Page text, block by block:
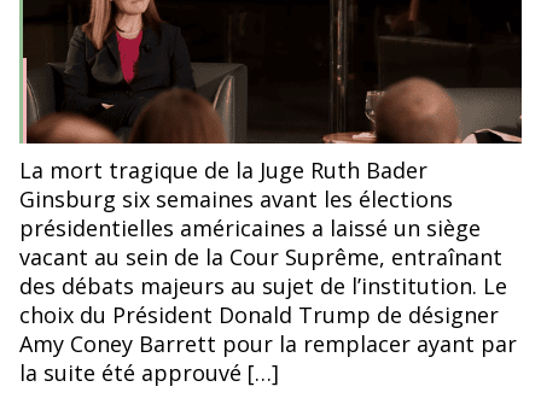
La mort tragique de la Juge Ruth Bader
Ginsburg six semaines avant les élections
présidentielles américaines a laissé un siège
vacant au sein de la Cour Suprême, entraînant
des débats majeurs au sujet de l’institution. Le
choix du Président Donald Trump de désigner
Amy Coney Barrett pour la remplacer ayant par
la suite été approuvé […]